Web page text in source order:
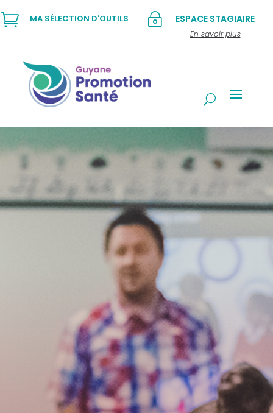
~ ESPACE STAGIAIRE
En savoir plus
 MA SÉLECTION D'OUTILS